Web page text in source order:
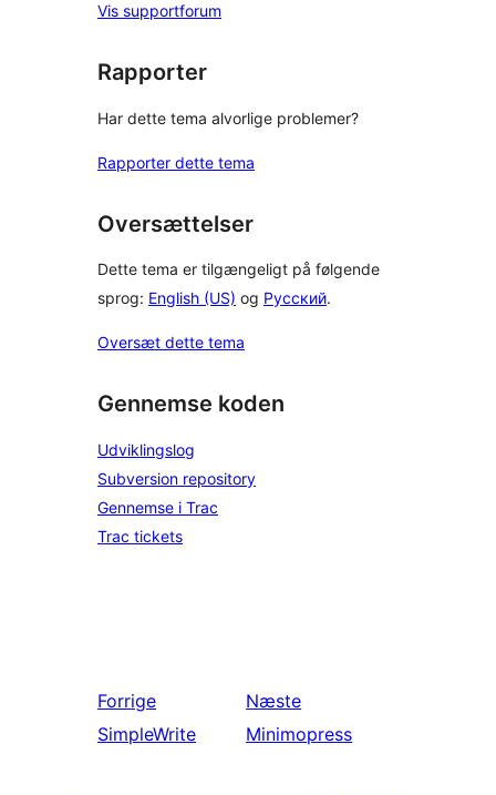
Vis supportforum
Rapporter
Har dette tema alvorlige problemer?
Rapporter dette tema
Oversættelser
Dette tema er tilgængeligt på følgende
sprog: English (US) og Русский.
Oversæt dette tema
Gennemse koden
Udviklingslog
Subversion repository
Gennemse i Trac
Trac tickets
Forrige
SimpleWrite
Næste
Minimopress